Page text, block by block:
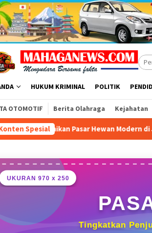
HUKUM KRIMINAL POLITIK
OTOMOTIF Berita Olahraga Kejahatan
Spesial
Modern di Jonggol Geger
UKURAN 970 x 250
Tingkatkan